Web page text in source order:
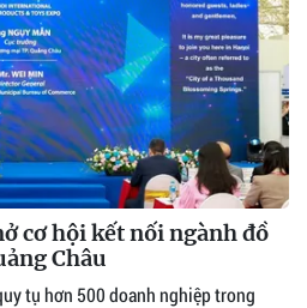
cơ hội kết nối ngành đồ
Châu
tụ hơn 500 doanh nghiệp trong